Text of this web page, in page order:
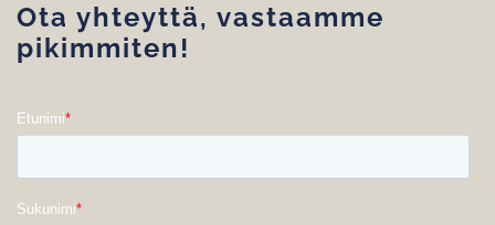
Ota yhteyttä, vastaamme
pikimmiten!